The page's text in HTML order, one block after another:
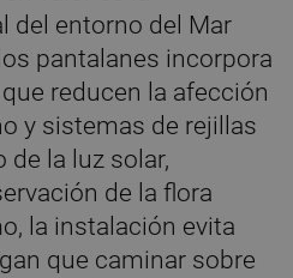
del entorno del Mar
pantalanes incorpora
que reducen la afección
y sistemas de rejillas
de la luz solar,
de la flora
la instalación evita
que caminar sobre